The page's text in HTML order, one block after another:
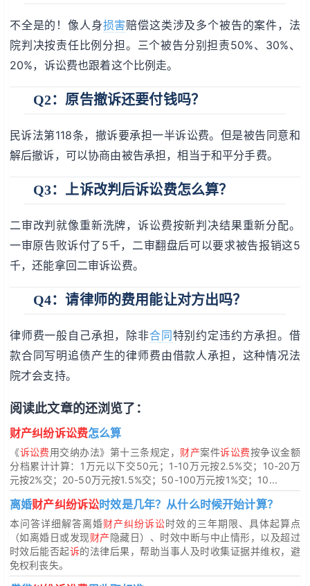
不全是的！像人身损害赔偿这类涉及多个被告的案件，法
院判决按责任比例分担。三个被告分别担责50%、30%、
20%，诉讼费也跟着这个比例走。
Q2：原告撤诉还要付钱吗？
民诉法第118条，撤诉要承担一半诉讼费。但是被告同意和
解后撤诉，可以协商由被告承担，相当于和平分手费。
Q3：上诉改判后诉讼费怎么算？
二审改判就像重新洗牌，诉讼费按新判决结果重新分配。
一审原告败诉付了5千，二审翻盘后可以要求被告报销这5
千，还能拿回二审诉讼费。
Q4：请律师的费用能让对方出吗？
律师费一般自己承担，除非合同特别约定违约方承担。借
款合同写明追债产生的律师费由借款人承担，这种情况法
院才会支持。
阅读此文章的还浏览了：
财产纠纷诉讼费怎么算
《诉讼费用交纳办法》第十三条规定， 财产案件诉讼费按争议金额
分档累计计算：1万元以下交50元；1-10万元按2.5%交；10-20万
元按2%交；20-50万元按1.5%交；50-100万元按1%交；10...
离婚财产纠纷诉讼时效是几年？从什么时候开始计算？
本问答详细解答离婚财产纠纷诉讼时效的三年期限、具体起算点
（如离婚日或发现财产隐藏日）、时效中断与中止情形，以及超过
时效后能否起诉的法律后果，帮助当事人及时收集证据并维权，避
免权利丧失。